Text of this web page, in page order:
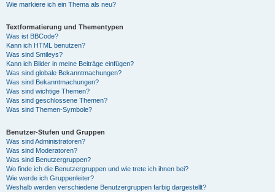
Wie markiere ich ein Thema als neu?
Textformatierung und Thementypen
Was ist BBCode?
Kann ich HTML benutzen?
Was sind Smileys?
Kann ich Bilder in meine Beiträge einfügen?
Was sind globale Bekanntmachungen?
Was sind Bekanntmachungen?
Was sind wichtige Themen?
Was sind geschlossene Themen?
Was sind Themen-Symbole?
Benutzer-Stufen und Gruppen
Was sind Administratoren?
Was sind Moderatoren?
Was sind Benutzergruppen?
Wo finde ich die Benutzergruppen und wie trete ich ihnen bei?
Wie werde ich Gruppenleiter?
Weshalb werden verschiedene Benutzergruppen farbig dargestellt?